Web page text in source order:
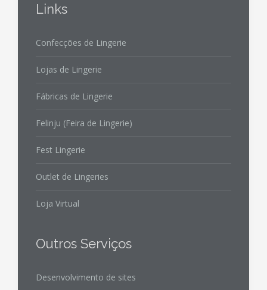
Links
Confecções de Lingerie
Lojas de Lingerie
Fábricas de Lingerie
Felinju (Feira de Lingerie)
Fest Lingerie
Outlet de Lingeries
Loja Virtual
Outros Serviços
Desenvolvimento de sites